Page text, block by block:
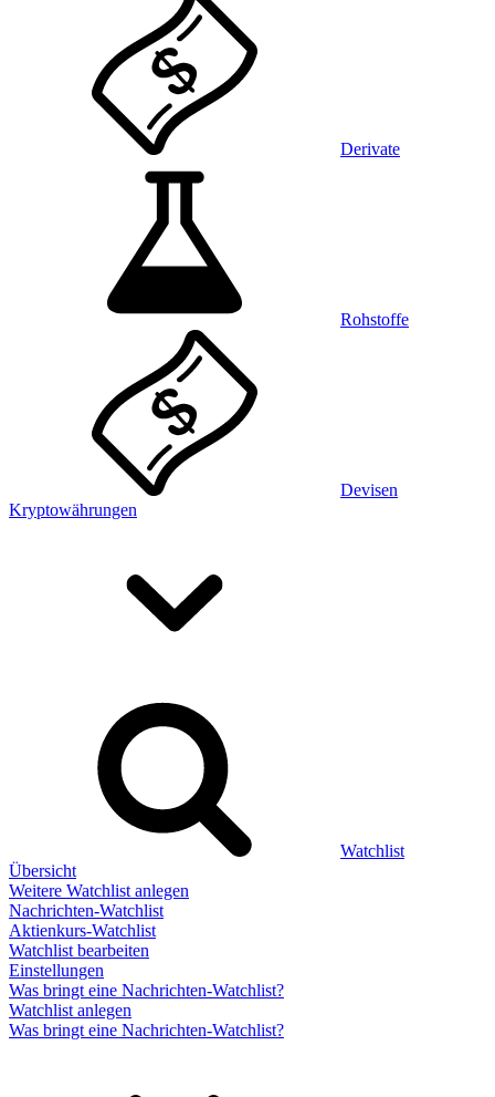
Derivate
Rohstoffe
Devisen
Kryptowährungen
Watchlist
Übersicht
Weitere Watchlist anlegen
Nachrichten-Watchlist
Aktienkurs-Watchlist
Watchlist bearbeiten
Einstellungen
Was bringt eine Nachrichten-Watchlist?
Watchlist anlegen
Was bringt eine Nachrichten-Watchlist?